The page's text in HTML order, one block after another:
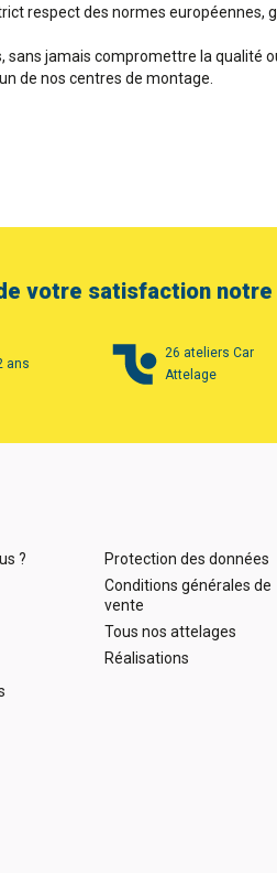
respect des normes européennes,
jamais compromettre la qualité
de nos centres de montage.
votre satisfaction
ans
26 ateliers Car
Attelage
?
Protection des données
Conditions générales de
vente
Tous nos attelages
Réalisations